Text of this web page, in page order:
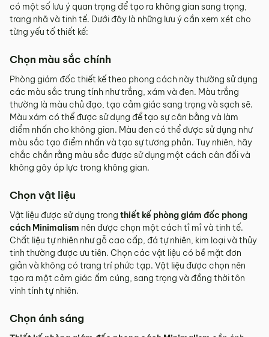
có một số lưu ý quan trọng để tạo ra không gian sang trọng,
trang nhã và tinh tế. Dưới đây là những lưu ý cần xem xét cho
từng yếu tố thiết kế:
Chọn màu sắc chính
Phòng giám đốc thiết kế theo phong cách này thường sử dụng
các màu sắc trung tính như trắng, xám và đen. Màu trắng
thường là màu chủ đạo, tạo cảm giác sang trọng và sạch sẽ.
Màu xám có thể được sử dụng để tạo sự cân bằng và làm
điểm nhấn cho không gian. Màu đen có thể được sử dụng như
màu sắc tạo điểm nhấn và tạo sự tương phản. Tuy nhiên, hãy
chắc chắn rằng màu sắc được sử dụng một cách cân đối và
không gây áp lực trong không gian.
Chọn vật liệu
Vật liệu được sử dụng trong thiết kế phòng giám đốc phong
cách Minimalism nên được chọn một cách tỉ mỉ và tinh tế.
Chất liệu tự nhiên như gỗ cao cấp, đá tự nhiên, kim loại và thủy
tinh thường được ưu tiên. Chọn các vật liệu có bề mặt đơn
giản và không có trang trí phức tạp. Vật liệu được chọn nên
tạo ra một cảm giác ấm cúng, sang trọng và đồng thời tôn
vinh tính tự nhiên.
Chọn ánh sáng